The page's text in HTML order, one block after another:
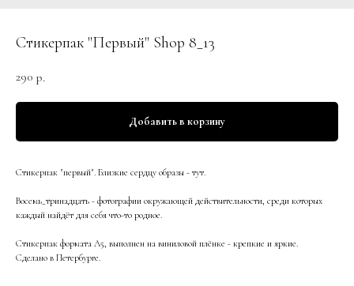
Стикерпак "Первый" Shop 8_13
290 р.
Добавить в корзину
Стикерпак "первый". Близкие сердцу образы - тут.
Восемь_тринадцать - фотографии окружающей действительности, среди которых
каждый найдёт для себя что-то родное.
Стикерпак формата А5, выполнен на виниловой плёнке - крепкие и яркие.
Сделано в Петербурге.